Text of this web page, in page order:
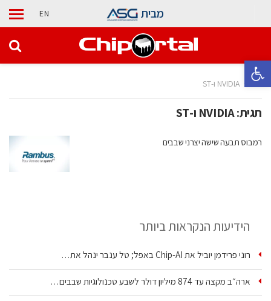
פתח סרגל נגישות
מבית EN
בית NVIDIA ו-ST
תגית:NVIDIA ו-ST
רמבוס תבעה שישה יצרני שבבים
הידיעות הנקראות ביותר
רוני פרידמן יוביל את Chip‑AI באפל; טל ענבר ינהל את…
ארה״ב מקצה עד 874 מיליון דולר לשבע טכנולוגיות שבבים…